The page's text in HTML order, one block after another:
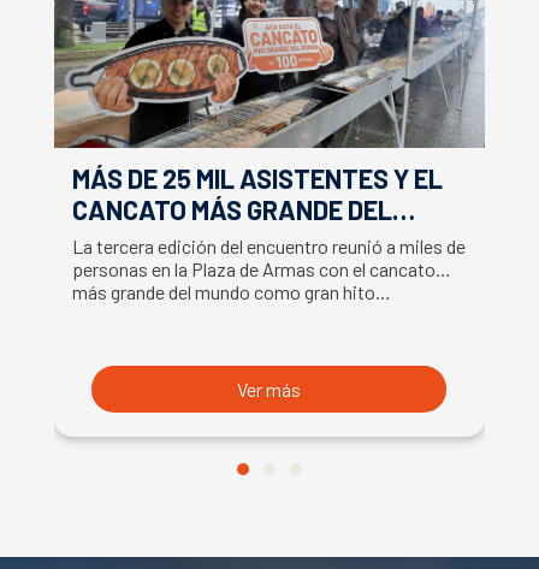
MÁS DE 25 MIL ASISTENTES Y EL
CANCATO MÁS GRANDE DEL
MUNDO MARCAN EXITOSO CIERRE
DE LA SEMANA DEL SALMÓN
La tercera edición del encuentro reunió a miles de
personas en la Plaza de Armas con el cancato
más grande del mundo como gran hito…
Ver más